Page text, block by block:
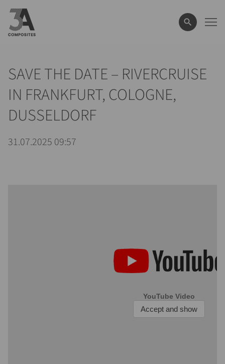
el
término
de
SAVE THE DATE – RIVERCRUISE
IN FRANKFURT, COLOGNE,
DUSSELDORF
31.07.2025 09:57